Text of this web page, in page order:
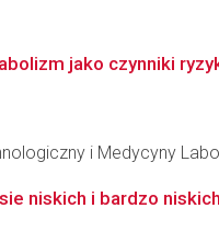
jako czynniki
i Medycyny
niskich i bardzo